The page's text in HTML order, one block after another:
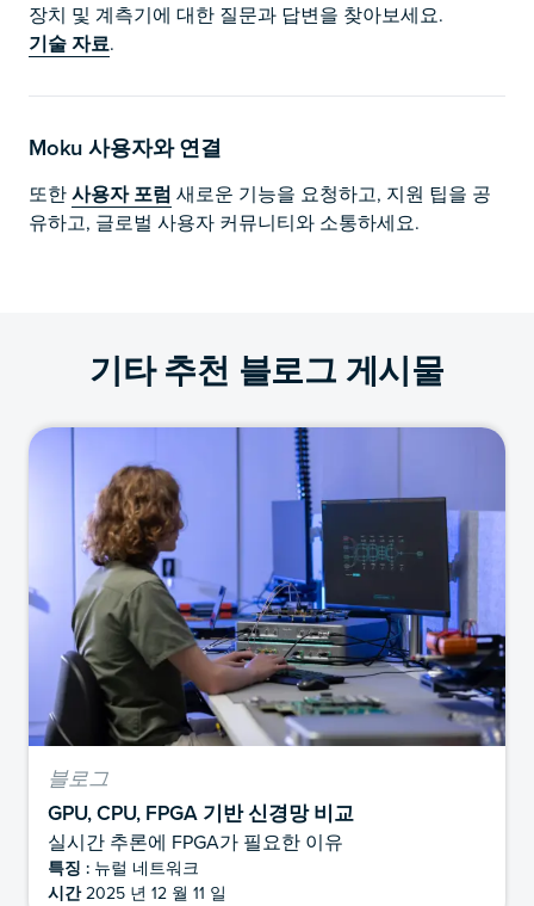
장치 및 계측기에 대한 질문과 답변을 찾아보세요.
기술 자료.
Moku 사용자와 연결
또한사용자 포럼 새로운 기능을 요청하고, 지원 팁을 공
유하고, 글로벌 사용자 커뮤니티와 소통하세요.
기타 추천 블로그 게시물
블로그
GPU, CPU, FPGA 기반 신경망 비교
실시간 추론에 FPGA가 필요한 이유
특징 : 뉴럴 네트워크
시간2025 년 12 월 11 일